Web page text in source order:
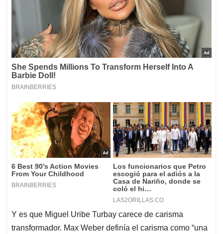
Y es que Miguel Uribe Turbay carece de carisma
transformador. Max Weber definía el carisma como “una